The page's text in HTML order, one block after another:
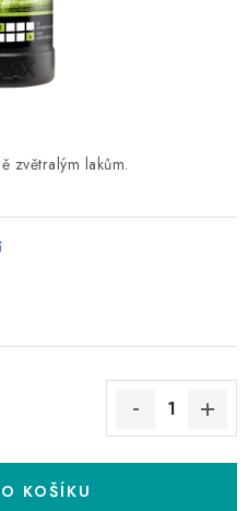
zvětralým lakům.
KOŠÍKU